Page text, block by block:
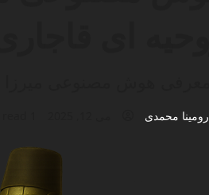
رومینا محمدی